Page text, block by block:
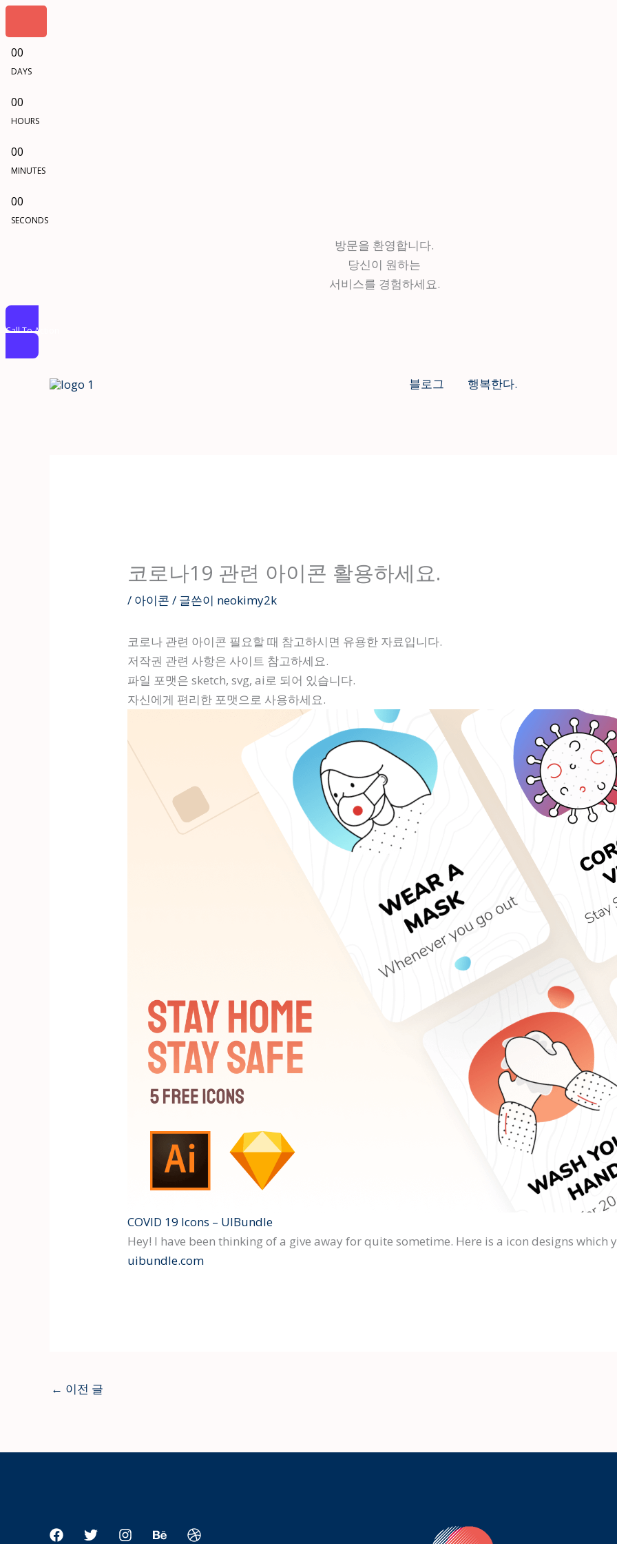
00
DAYS
00
HOURS
00
MINUTES
00
SECONDS
방문을 환영합니다.
당신이 원하는
서비스를 경험하세요.
Call To Action
블로그 행복한다.
코로나19 관련 아이콘 활용하세요.
/ 아이콘 / 글쓴이 neokimy2k
코로나 관련 아이콘 필요할 때 참고하시면 유용한 자료입니다.
저작권 관련 사항은 사이트 참고하세요.
파일 포맷은 sketch, svg, ai로 되어 있습니다.
자신에게 편리한 포맷으로 사용하세요.
COVID 19 Icons – UIBundle
Hey! I have been thinking of a give away for quite sometime. Here is a icon designs which
uibundle.com
← 이전 글